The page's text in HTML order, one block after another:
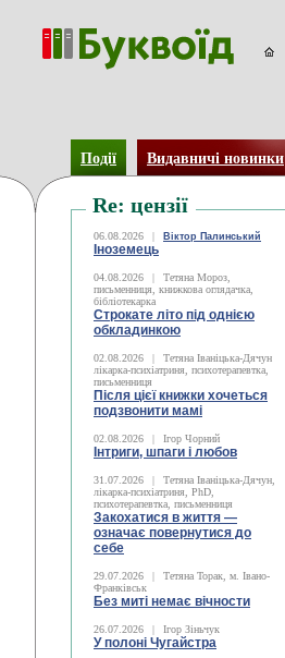
Події Видавничі новинки
Re: цензії
06.08.2026 | Віктор Палинський
Іноземець
04.08.2026 |
Тетяна Мороз,
письменниця, книжкова оглядачка,
бібліотекарка
Строкате літо під однією
обкладинкою
02.08.2026 |
Тетяна Іваніцька-Дячун
лікарка-психіатриня, психотерапевтка,
письменниця
Після цієї книжки хочеться
подзвонити мамі
02.08.2026 | Ігор Чорний
Інтриги, шпаги і любов
31.07.2026 |
Тетяна Іваніцька-Дячун,
лікарка-психіатриня, PhD,
психотерапевтка, письменниця
Закохатися в життя —
означає повернутися до
себе
29.07.2026 |
Тетяна Торак, м. Івано-
Франківськ
Без миті немає вічности
26.07.2026 | Ігор Зіньчук
У полоні Чугайстра